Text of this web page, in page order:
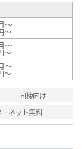
～
～
～
～
～
～
同棲向け
ネット無料